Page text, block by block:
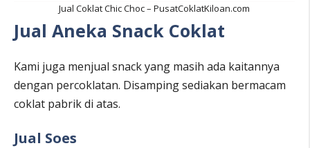
Jual Coklat Chic Choc – PusatCoklatKiloan.com
Jual Aneka Snack Coklat
Kami juga menjual snack yang masih ada kaitannya
dengan percoklatan. Disamping sediakan bermacam
coklat pabrik di atas.
Jual Soes